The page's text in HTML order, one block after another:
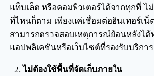
แท็บเล็ต หรือคอมพิวเตอร์ได้จากทุกที่ ไ
ที่ไหนก็ตาม เพียงแค่เชื่อมต่ออินเทอร์เน็
สามารถตรวจสอบเหตุการณ์ย้อนหลังได้
แอปพลิเคชันหรือเว็บไซต์ที่รองรับบริการ
ไม่ต้องใช้พื้นที่จัดเก็บภายใน